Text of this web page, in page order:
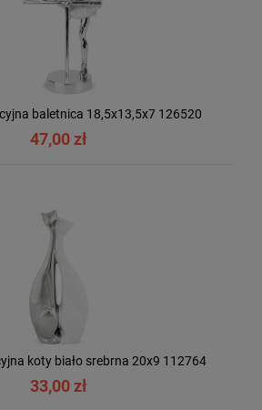
baletnica 18,5x13,5x7 126520
47,00 zł
koty biało srebrna 20x9 112764
33,00 zł